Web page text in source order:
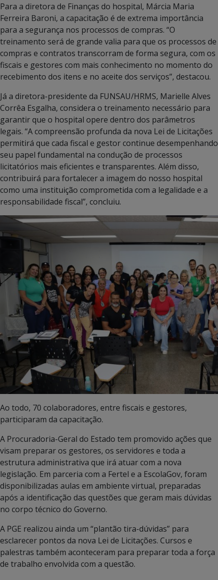
Para a diretora de Finanças do hospital, Márcia Maria
Ferreira Baroni, a capacitação é de extrema importância
para a segurança nos processos de compras. “O
treinamento será de grande valia para que os processos de
compras e contratos transcorram de forma segura, com os
fiscais e gestores com mais conhecimento no momento do
recebimento dos itens e no aceite dos serviços”, destacou.
Já a diretora-presidente da FUNSAU/HRMS, Marielle Alves
Corrêa Esgalha, considera o treinamento necessário para
garantir que o hospital opere dentro dos parâmetros
legais. “A compreensão profunda da nova Lei de Licitações
permitirá que cada fiscal e gestor continue desempenhando
seu papel fundamental na condução de processos
licitatórios mais eficientes e transparentes. Além disso,
contribuirá para fortalecer a imagem do nosso hospital
como uma instituição comprometida com a legalidade e a
responsabilidade fiscal”, concluiu.
Ao todo, 70 colaboradores, entre fiscais e gestores,
participaram da capacitação.
A Procuradoria-Geral do Estado tem promovido ações que
visam preparar os gestores, os servidores e toda a
estrutura administrativa que irá atuar com a nova
legislação. Em parceria com a Fertel e a EscolaGov, foram
disponibilizadas aulas em ambiente virtual, preparadas
após a identificação das questões que geram mais dúvidas
no corpo técnico do Governo.
A PGE realizou ainda um “plantão tira-dúvidas” para
esclarecer pontos da nova Lei de Licitações. Cursos e
palestras também aconteceram para preparar toda a força
de trabalho envolvida com a questão.